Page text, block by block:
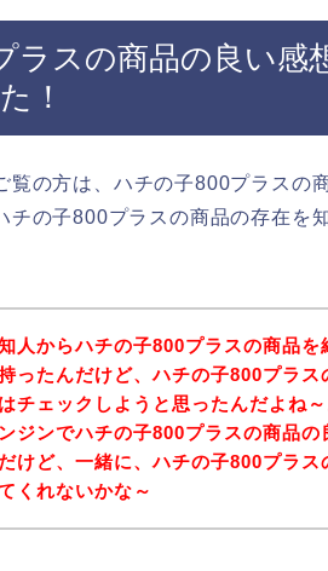
ラスの商品の良い感
！
覧の方は、ハチの子800プラスの
チの子800プラスの商品の存在を
人からハチの子800プラスの商品を
ったんだけど、ハチの子800プラス
チェックしようと思ったんだよね
ジンでハチの子800プラスの商品の
けど、一緒に、ハチの子800プラス
くれないかな～